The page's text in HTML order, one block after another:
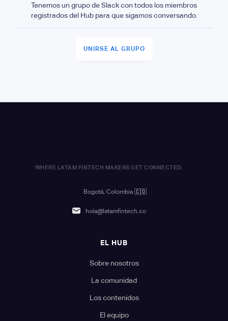
Tenemos un grupo de Slack con todos los miembros
registrados del Hub para que sigamos conversando.
UNIRSE AL GRUPO
WHERE LATAM FINTECH MAKERS GET CONNECTED.
Bogotá, Colombia 🇨🇴
hola@latamfintech.co
EL HUB
Sobre nosotros
La comunidad
Los contenidos
El equipo